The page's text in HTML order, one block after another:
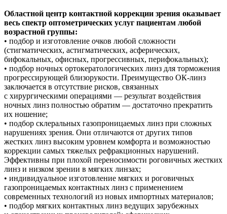
Областной центр контактной коррекции зрения оказывает
весь спектр оптометрических услуг пациентам любой
возрастной группы:
• подбор и изготовление очков любой сложности
(стигматических, астигматических, асферических,
бифокальных, офисных, прогрессивных, перифокальных);
• подбор ночных ортокератологических линз для торможения
прогрессирующей близорукости. Преимущество ОК-линз
заключается в отсутствие рисков, связанных
с хирургическими операциями — результат воздействия
ночных линз полностью обратим — достаточно прекратить
их ношение;
• подбор склеральных газопроницаемых линз при сложных
нарушениях зрения. Они отличаются от других типов
жестких линз высоким уровнем комфорта и возможностью
коррекции самых тяжелых рефракционных нарушений.
Эффективны при плохой переносимости роговичных жестких
линз и низком зрении в мягких линзах;
• индивидуальное изготовление мягких и роговичных
газопроницаемых контактных линз с применением
современных технологий из новых импортных материалов;
• подбор мягких контактных линз ведущих зарубежных